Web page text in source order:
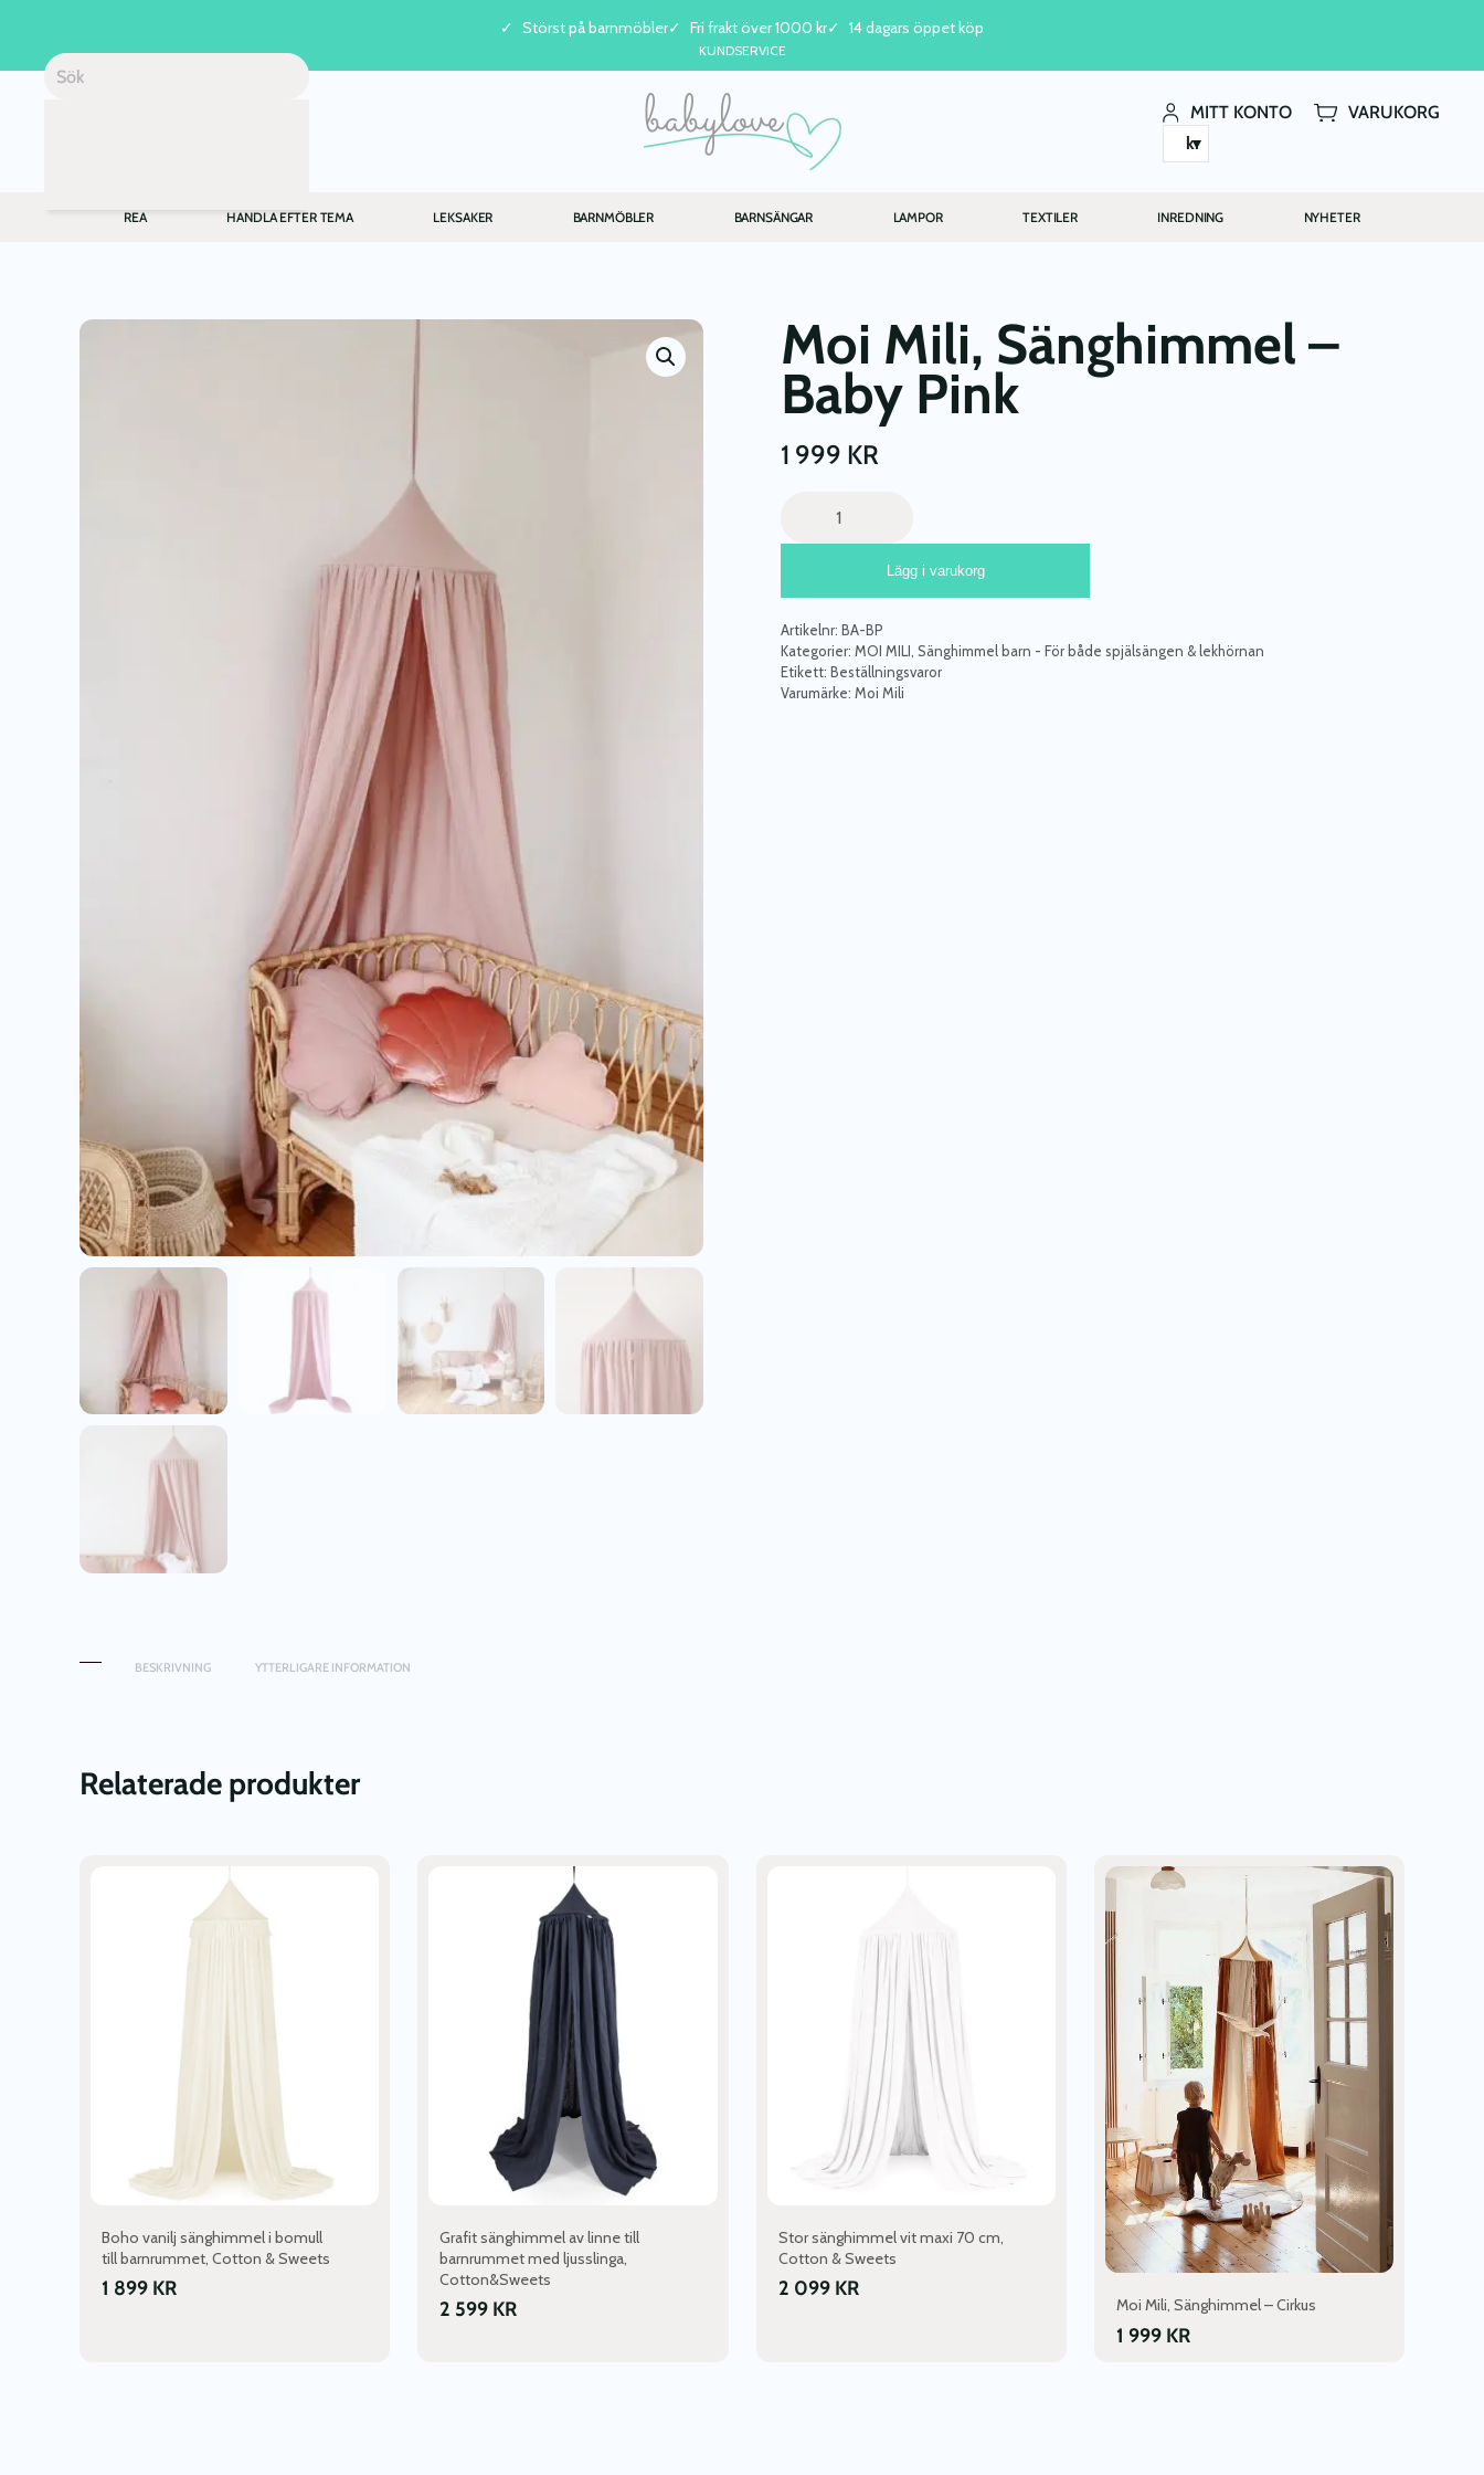
Skip to main content
Störst på barnmöbler Fri frakt över 1000 kr 14 dagars öppet köp
KUNDSERVICE
MITT KONTO
VARUKORG
kr
REA HANDLA EFTER TEMA LEKSAKER BARNMÖBLER BARNSÄNGAR LAMPOR TEXTILER INREDNING NYHETER
Moi Mili, Sänghimmel –
Baby Pink
1 999 KR
Sänghimmel
Baby
Pink
mängd
Lägg i varukorg
Artikelnr: BA-BP
Kategorier: MOI MILI Sänghimmel barn - För både spjälsängen & lekhörnan
Etikett: Beställningsvaror
Varumärke: Moi Mili
BESKRIVNING YTTERLIGARE INFORMATION
Relaterade produkter
Boho vanilj sänghimmel i bomull
till barnrummet, Cotton & Sweets
1 899 KR
Grafit sänghimmel av linne till
barnrummet med ljusslinga,
Cotton&Sweets
2 599 KR
Stor sänghimmel vit maxi 70 cm,
Cotton & Sweets
2 099 KR
Moi Mili, Sänghimmel – Cirkus
1 999 KR